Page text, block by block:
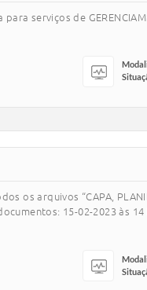
serviços de
arquivos “CAPA,
15-02-2023 às